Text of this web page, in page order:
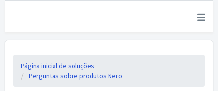
Página inicial de soluções
Perguntas sobre produtos Nero